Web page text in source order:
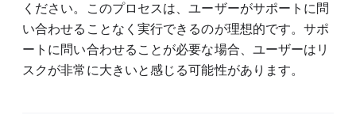
ください。このプロセスは、ユーザーがサポートに問
い合わせることなく実行できるのが理想的です。サポ
ートに問い合わせることが必要な場合、ユーザーはリ
スクが非常に大きいと感じる可能性があります。